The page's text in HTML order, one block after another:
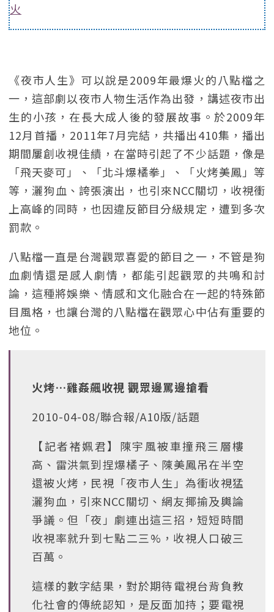
火
《夜市人生》可以說是2009年最爆火的八點檔之
一，這部劇以夜市人物生活作為出發，講述夜市出
生的小孩，在長大成人後的發展故事。於2009年
12月首播，2011年7月完結，共播出410集，播出
期間屢創收視佳績，在當時引起了不少話題，像是
「飛天麥可」、「北斗爆橘拳」、「火烤美鳳」等
等，灑狗血、誇張演出，也引來NCC關切，收視衝
上高峰的同時，也因違反節目分級規定，遭到多次
罰款。
八點檔一直是台灣觀眾喜愛的節目之一，不管是狗
血劇情還是感人劇情，都能引起觀眾的共鳴和討
論，這種將娛樂、情感和文化融合在一起的特殊節
目風格，也讓台灣的八點檔在觀眾心中佔有重要的
地位。
火烤…雞姦飆收視 觀眾邊罵邊搶看
2010-04-08/聯合報/A10版/話題
【記者褚姵君】陳宇風被車撞飛三層樓
高、雷洪氣到捏爆橘子、陳美鳳吊在半空
還被火烤，民視「夜市人生」為衝收視猛
灑狗血，引來NCC關切、網友揶揄及輿論
爭議。但「夜」劇連出這三招，短短時間
收視率就升到七點二三%，收視人口破三
百萬。
這樣的數字結果，對於期待電視台背負教
化社會的傳統認知，是反面加持；要電視